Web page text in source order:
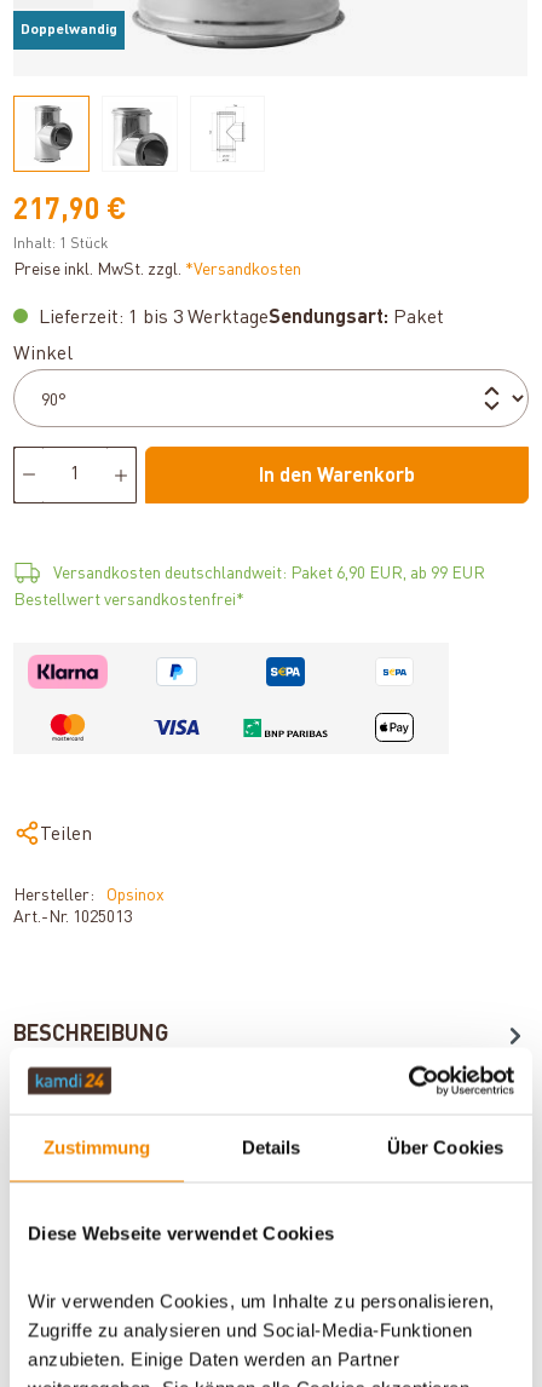
Zustimmung Details Über Cookies
Diese Webseite verwendet Cookies
Wir verwenden Cookies, um Inhalte zu personalisieren,
Zugriffe zu analysieren und Social-Media-Funktionen
anzubieten. Einige Daten werden an Partner
Doppelwandig
217,90 €
Inhalt: 1 Stück
Preise inkl. MwSt. zzgl. *Versandkosten
Lieferzeit: 1 bis 3 WerktageSendungsart: Paket
Winkel
In den Warenkorb
Versandkosten deutschlandweit: Paket 6,90 EUR, ab 99 EUR
Bestellwert versandkostenfrei*
Teilen
Hersteller:
Opsinox
Art.-Nr. 1025013
BESCHREIBUNG
NORMEN
BEWERTUNGEN (0)